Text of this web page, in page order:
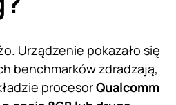
Urządzenie pokazało się
benchmarków zdradzają,
procesorQualcomm